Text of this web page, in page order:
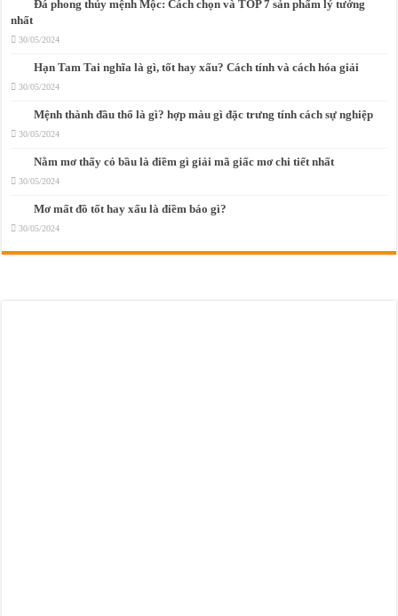
Đá phong thủy mệnh Mộc: Cách chọn và TOP 7 sản phẩm lý tưởng
nhất
30/05/2024
Hạn Tam Tai nghĩa là gì, tốt hay xấu? Cách tính và cách hóa giải
30/05/2024
Mệnh thành đầu thổ là gì? hợp màu gì đặc trưng tính cách sự nghiệp
30/05/2024
Nằm mơ thấy có bầu là điềm gì giải mã giấc mơ chi tiết nhất
30/05/2024
Mơ mất đồ tốt hay xấu là điềm báo gì?
30/05/2024